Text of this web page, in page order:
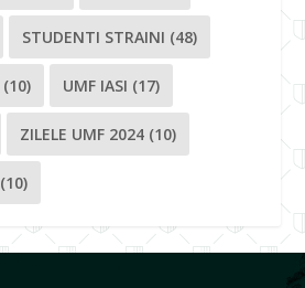
STUDENTI STRAINI (48)
(10) UMF IASI (17)
ZILELE UMF 2024 (10)
(10)